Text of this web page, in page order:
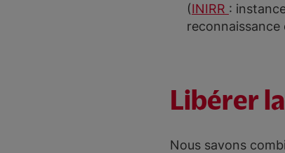
(INIRR :
Libérer
Nous savons